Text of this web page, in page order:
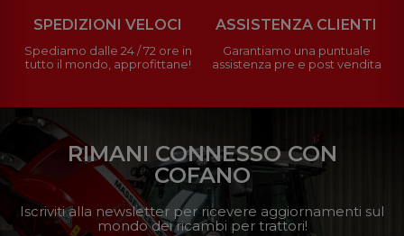
SPEDIZIONI VELOCI
Spediamo dalle 24 / 72 ore in
tutto il mondo, approfittane!
ASSISTENZA CLIENTI
Garantiamo una puntuale
assistenza pre e post vendita
RIMANI CONNESSO CON
COFANO
Iscriviti alla newsletter per ricevere aggiornamenti sul
mondo dei ricambi per trattori!